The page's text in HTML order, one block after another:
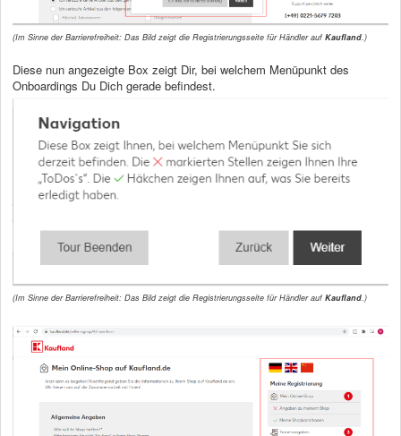
(Im Sinne der Barrierefreiheit: Das Bild zeigt die Registrierungsseite für Händler aufKaufland.)
Diese nun angezeigte Box zeigt Dir, bei welchem Menüpunkt des
Onboardings Du Dich gerade befindest.
(Im Sinne der Barrierefreiheit: Das Bild zeigt die Registrierungsseite für Händler aufKaufland.)